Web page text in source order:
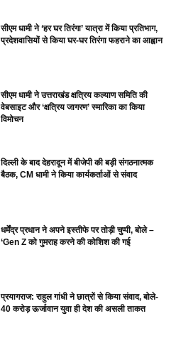
सीएम धामी ने ‘हर घर तिरंगा’ यात्रा में किया प्रतिभाग,
प्रदेशवासियों से किया घर-घर तिरंगा फहराने का आह्वान
सीएम धामी ने उत्तराखंड क्षत्रिय कल्याण समिति की
वेबसाइट और ‘क्षत्रिय जागरण’ स्मारिका का किया
विमोचन
दिल्ली के बाद देहरादून में बीजेपी की बड़ी संगठनात्मक
बैठक, CM धामी ने किया कार्यकर्ताओं से संवाद
धर्मेंद्र प्रधान ने अपने इस्तीफे पर तोड़ी चुप्पी, बोले –
‘Gen Z को गुमराह करने की कोशिश की गई
प्रयागराज: राहुल गांधी ने छात्रों से किया संवाद, बोले-
40 करोड़ ऊर्जावान युवा ही देश की असली ताकत